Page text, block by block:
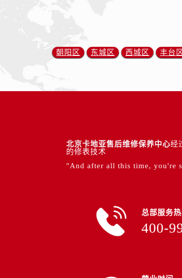
朝阳区 东城区 西城区 丰台
北京卡地亚售后维修保养中心经
的修表技术
"And after all this time, you're
总部服务
400-